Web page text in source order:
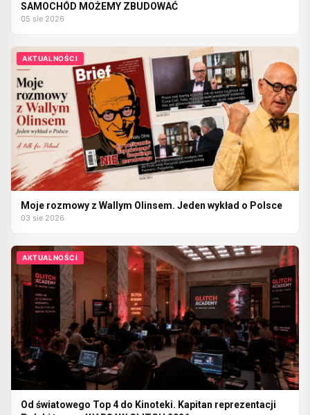
SAMOCHÓD MOŻEMY ZBUDOWAĆ
05 sie 2026
AKTUALNOŚCI
Moje rozmowy z Wallym Olinsem. Jeden wykład o Polsce
03 sie 2026
AKTUALNOŚCI
Od światowego Top 4 do Kinoteki. Kapitan reprezentacji